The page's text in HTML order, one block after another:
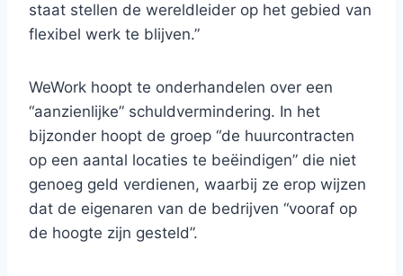
staat stellen de wereldleider op het gebied van
flexibel werk te blijven.”
WeWork hoopt te onderhandelen over een
“aanzienlijke” schuldvermindering. In het
bijzonder hoopt de groep “de huurcontracten
op een aantal locaties te beëindigen” die niet
genoeg geld verdienen, waarbij ze erop wijzen
dat de eigenaren van de bedrijven “vooraf op
de hoogte zijn gesteld”.